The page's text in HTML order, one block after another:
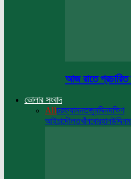
আজ রাতে প্রচারিত
ভোলার সংবাদ
Allচরফ্যাসনতজুমদ্দিনদক্ষিণ
আইচাদৌলতখাঁনবোরহানউদ্দিন